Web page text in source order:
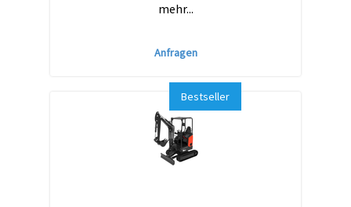
mehr...
Anfragen
Bestseller